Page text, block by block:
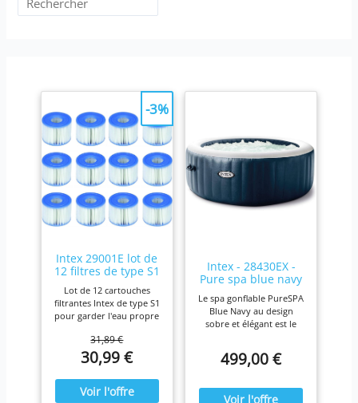
Intex 29001E lot de
12 filtres de type S1
Lot de 12 cartouches
filtrantes Intex de type S1
pour garder l'eau propre
efficacité maximale,
nettoyez les cartouches
chaque semaine et
remplacez-les une fois
par mois ou plus tôt Il est
31,89 €
30,99 €
-3%
Intex - 28430EX -
Pure spa blue navy
4 places
Le spa gonflable PureSPA
Blue Navy au design
sobre et élégant est le
l'année. Ressourcez-vous
en hiver,
confortablement installé
499,00 €